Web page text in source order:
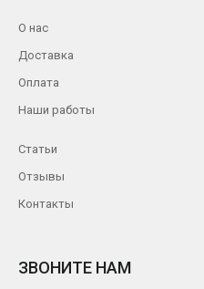
О нас
Доставка
Оплата
Наши работы
Статьи
Отзывы
Контакты
ЗВОНИТЕ НАМ